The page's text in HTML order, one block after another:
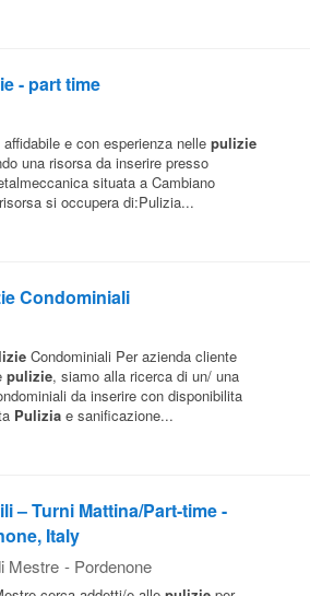
- part time
e con esperienza nelle pulizie
una risorsa da inserire presso
situata a Cambiano
si occupera di:Pulizia...
Condominiali
Condominiali Per azienda cliente
pulizie, siamo alla ricerca di un/ una
da inserire con disponibilita
Pulizia e sanificazione...
– Turni Mattina/Part-time -
Italy
Mestre - Pordenone